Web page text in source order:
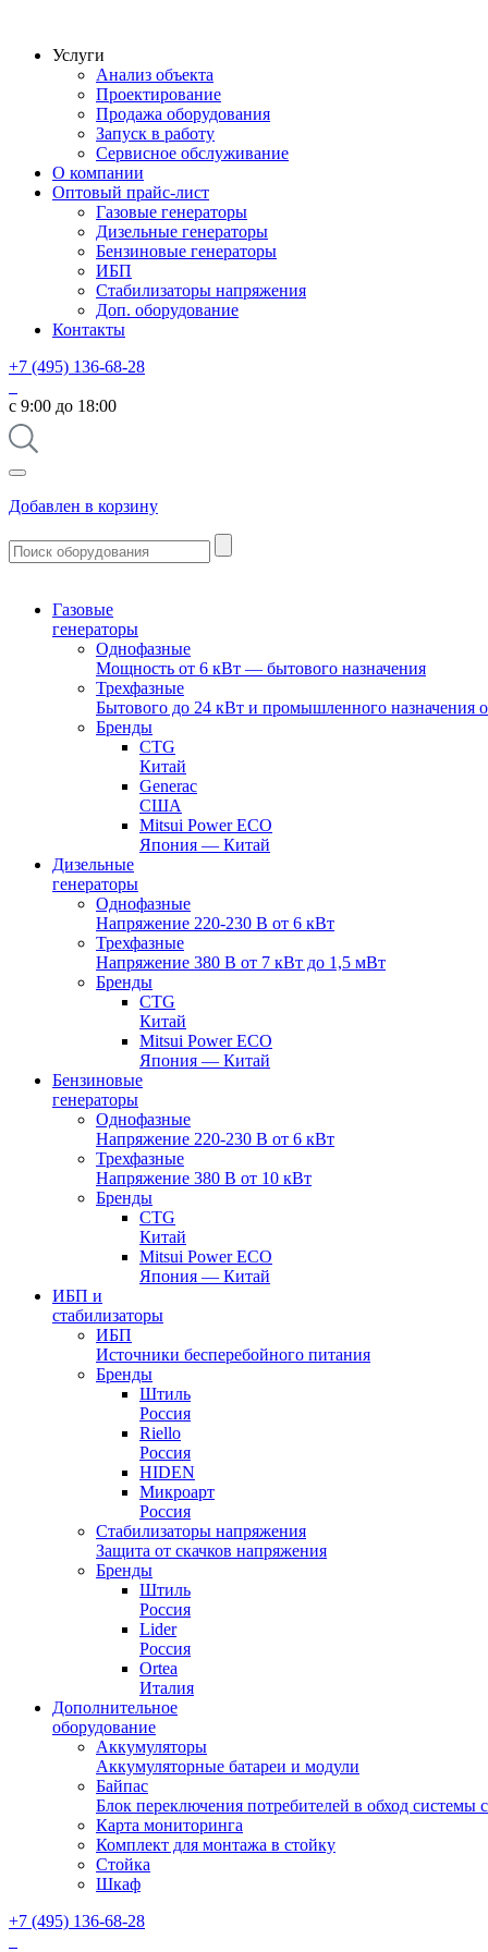
Услуги
Анализ объекта
Проектирование
Продажа оборудования
Запуск в работу
Сервисное обслуживание
О компании
Оптовый прайс-лист
Газовые генераторы
Дизельные генераторы
Бензиновые генераторы
ИБП
Стабилизаторы напряжения
Доп. оборудование
Контакты
+7 (495) 136-68-28
с 9:00 до 18:00
Добавлен в корзину
Газовые
генераторы
Однофазные
Мощность от 6 кВт — бытового назначения
Трехфазные
Бытового до 24 кВт и промышленного назначения
Бренды
CTG
Китай
Generac
США
Mitsui Power ECO
Япония — Китай
Дизельные
генераторы
Однофазные
Напряжение 220-230 В от 6 кВт
Трехфазные
Напряжение 380 В от 7 кВт до 1,5 мВт
Бренды
CTG
Китай
Mitsui Power ECO
Япония — Китай
Бензиновые
генераторы
Однофазные
Напряжение 220-230 В от 6 кВт
Трехфазные
Напряжение 380 В от 10 кВт
Бренды
CTG
Китай
Mitsui Power ECO
Япония — Китай
ИБП и
стабилизаторы
ИБП
Источники бесперебойного питания
Бренды
Штиль
Россия
Riello
Россия
HIDEN
Микроарт
Россия
Стабилизаторы напряжения
Защита от скачков напряжения
Бренды
Штиль
Россия
Lider
Россия
Ortea
Италия
Дополнительное
оборудование
Аккумуляторы
Аккумуляторные батареи и модули
Байпас
Блок переключения потребителей в обход системы
Карта мониторинга
Комплект для монтажа в стойку
Стойка
Шкаф
+7 (495) 136-68-28